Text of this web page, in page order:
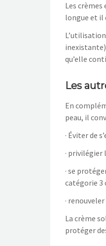
Les
longue et il
qu’elle
Les
En
peau, il
· Éviter de
·
· se
catégorie 3
·
La crème
protéger